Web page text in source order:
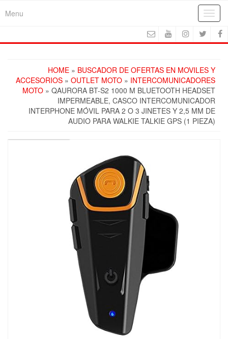
Menu
HOME » BUSCADOR DE OFERTAS EN MOVILES Y
ACCESORIOS » OUTLET MOTO » INTERCOMUNICADORES
MOTO » QAURORA BT-S2 1000 M BLUETOOTH HEADSET
IMPERMEABLE, CASCO INTERCOMUNICADOR
INTERPHONE MÓVIL PARA 2 O 3 JINETES Y 2,5 MM DE
AUDIO PARA WALKIE TALKIE GPS (1 PIEZA)